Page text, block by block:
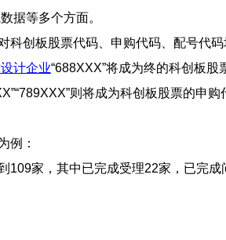
数据等多个方面。
创板股票代码、申购代码、配号代
企业“688XXX”将成为终的科创板股
则将成为科创板股票的申
例：
109家，其中已完成受理22家，已完成